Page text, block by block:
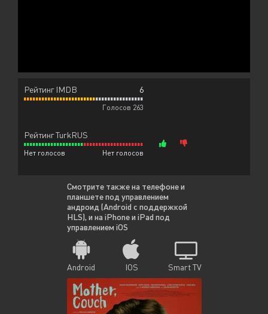
Рейтинг IMDB 6
Голосов 263
Рейтинг TurkRUS
Нет голосов Нет голосов
Смотрите также на телефоне и
планшете под управлением
андроид (Android с поддержкой
HLS), и на iPhone и iPad под
управлением iOS
Android IOS Smart TV